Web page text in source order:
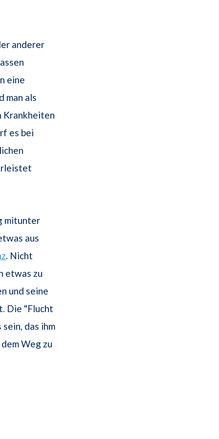
anderer
eine
man als
Krankheiten
es bei
mitunter
aus
. Nicht
etwas zu
und seine
Die "Flucht
das ihm
Weg zu